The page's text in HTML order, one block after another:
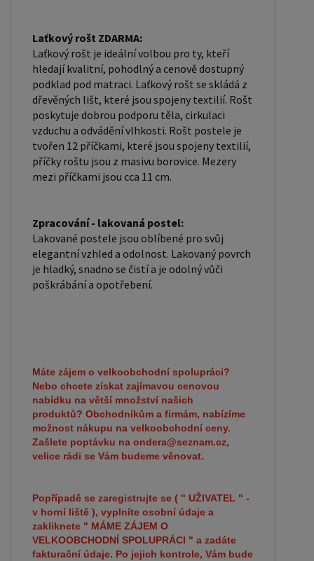
Laťkový rošt ZDARMA:
Laťkový rošt je ideální volbou pro ty, kteří
hledají kvalitní, pohodlný a cenově dostupný
podklad pod matraci. Laťkový rošt se skládá z
dřevěných lišt, které jsou spojeny textilií. Rošt
poskytuje dobrou podporu těla, cirkulaci
vzduchu a odvádění vlhkosti. Rošt postele je
tvořen 12 příčkami, které jsou spojeny textilií,
příčky roštu jsou z masivu borovice. Mezery
mezi příčkami jsou cca 11 cm.
Zpracování - lakovaná postel:
Lakované postele jsou oblíbené pro svůj
elegantní vzhled a odolnost. Lakovaný povrch
je hladký, snadno se čistí a je odolný vůči
poškrábání a opotřebení.
Máte zájem o velkoobchodní spolupráci?
Nebo chcete získat zajímavou cenovou
nabídku na větší množství našich
produktů? Obchodníkům a firmám, nabízíme
možnost nákupu na velkoobchodní ceny.
Zašlete poptávku na ondera@seznam.cz,
velice rádi se Vám budeme věnovat.
Popřípadě se zaregistrujte se ( " UŽIVATEL " -
v horní liště ), vyplníte osobní údaje a
zakliknete " MÁME ZÁJEM O
VELKOOBCHODNÍ SPOLUPRÁCI " a zadáte
fakturační údaje. Po jejich kontrole, Vám bude